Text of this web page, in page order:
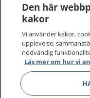
Den här
kakor
Vi använder kakor,
upplevelse,
nödvändig
Läs mer om hur vi